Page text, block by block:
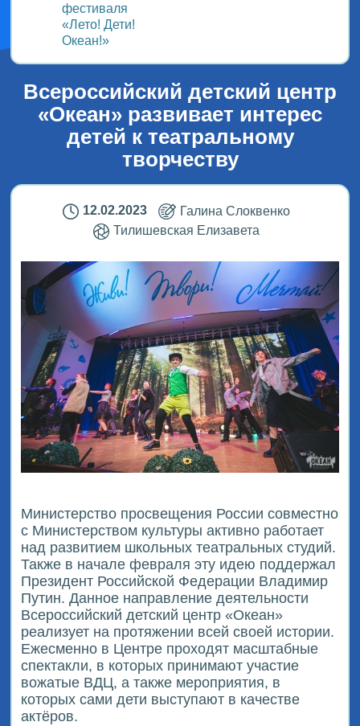
фестиваля
«Лето! Дети!
Океан!»
Всероссийский детский центр
«Океан» развивает интерес
детей к театральному
творчеству
12.02.2023
Галина Слоквенко
Тилишевская Елизавета
Министерство просвещения России совместно
с Министерством культуры активно работает
над развитием школьных театральных студий.
Также в начале февраля эту идею поддержал
Президент Российской Федерации Владимир
Путин. Данное направление деятельности
Всероссийский детский центр «Океан»
реализует на протяжении всей своей истории.
Ежесменно в Центре проходят масштабные
спектакли, в которых принимают участие
вожатые ВДЦ, а также мероприятия, в
которых сами дети выступают в качестве
актёров.